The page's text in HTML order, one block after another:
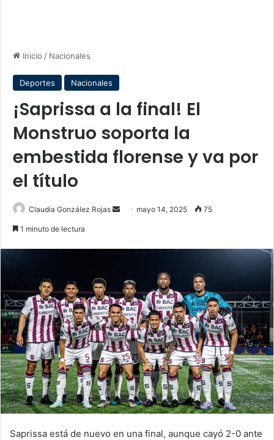
Inicio / Nacionales
Deportes Nacionales
¡Saprissa a la final! El
Monstruo soporta la
embestida florense y va por
el título
Claudia González Rojas
Send mayo 14, 2025 75
1 minuto de lectura
Saprissa está de nuevo en una final, aunque cayó 2-0 ante